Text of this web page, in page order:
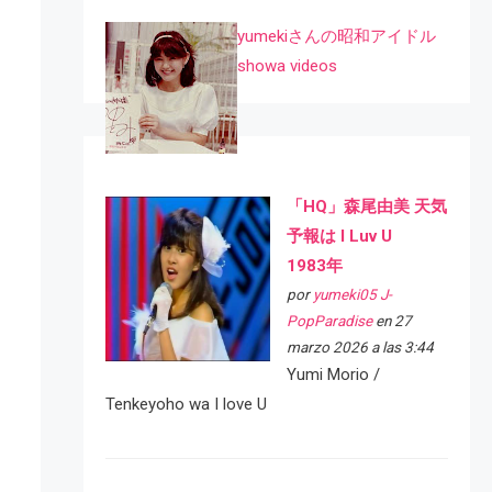
yumekiさんの昭和アイドル
showa videos
「HQ」森尾由美 天気
予報は I Luv U
1983年
por yumeki05 J-
PopParadiseen 27
marzo 2026 a las 3:44
Yumi Morio /
Tenkeyoho wa I love U